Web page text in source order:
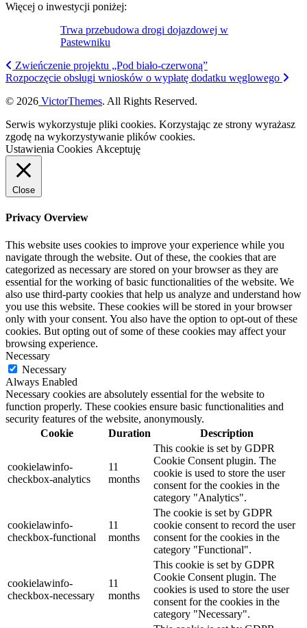
Więcej o inwestycji poniżej:
Trwa przebudowa drogi dojazdowej w
Pastewniku
Zwieńczenie projektu „Pod biało-czerwoną”
Rozpoczęcie obsługi wniosków o wypłatę dodatku węglowego
© 2026 VictorThemes. All Rights Reserved.
Serwis wykorzystuje pliki cookies. Korzystając ze strony wyrażasz
zgodę na wykorzystywanie plików cookies.
Ustawienia Cookies Akceptuję
Close
Privacy Overview
This website uses cookies to improve your experience while you
navigate through the website. Out of these, the cookies that are
categorized as necessary are stored on your browser as they are
essential for the working of basic functionalities of the website. We
also use third-party cookies that help us analyze and understand how
you use this website. These cookies will be stored in your browser
only with your consent. You also have the option to opt-out of these
cookies. But opting out of some of these cookies may affect your
browsing experience.
Necessary
Necessary
Always Enabled
Necessary cookies are absolutely essential for the website to
function properly. These cookies ensure basic functionalities and
security features of the website, anonymously.
Cookie
Duration Description
cookielawinfo-
checkbox-analytics
11
months
This cookie is set by GDPR
Cookie Consent plugin. The
cookie is used to store the user
consent for the cookies in the
category "Analytics".
cookielawinfo-
checkbox-functional
11
months
The cookie is set by GDPR
cookie consent to record the user
consent for the cookies in the
category "Functional".
cookielawinfo-
checkbox-necessary
11
months
This cookie is set by GDPR
Cookie Consent plugin. The
cookies is used to store the user
consent for the cookies in the
category "Necessary".